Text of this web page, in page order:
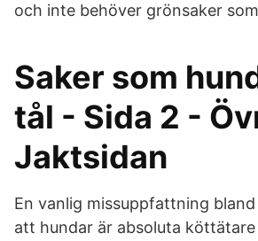
och inte behöver grönsaker
Saker som
tål - Sida 2 -
Jaktsidan
En vanlig missuppfattning
att hundar är absoluta